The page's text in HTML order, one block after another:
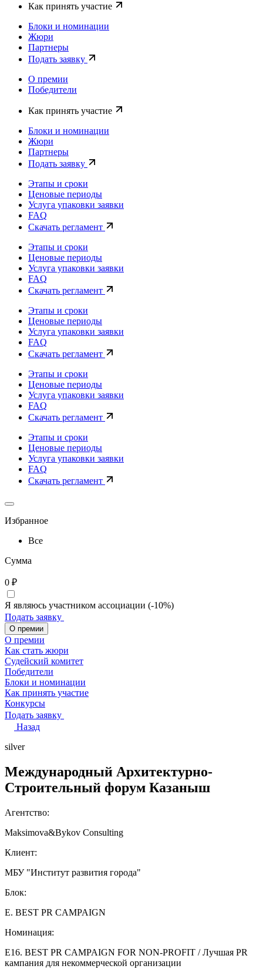
Как принять участие
Блоки и номинации
Жюри
Партнеры
Подать заявку
О премии
Победители
Как принять участие
Блоки и номинации
Жюри
Партнеры
Подать заявку
Этапы и сроки
Ценовые периоды
Услуга упаковки заявки
FAQ
Скачать регламент
Этапы и сроки
Ценовые периоды
Услуга упаковки заявки
FAQ
Скачать регламент
Этапы и сроки
Ценовые периоды
Услуга упаковки заявки
FAQ
Скачать регламент
Этапы и сроки
Ценовые периоды
Услуга упаковки заявки
FAQ
Скачать регламент
Этапы и сроки
Ценовые периоды
Услуга упаковки заявки
FAQ
Скачать регламент
Избранное
Все
Сумма
0 ₽
Я являюсь участником ассоциации (-10%)
Подать заявку
О премии
О премии
Как стать жюри
Судейский комитет
Победители
Блоки и номинации
Как принять участие
Конкурсы
Подать заявку
Назад
silver
Международный Архитектурно-
Строительный форум Казаныш
Агентство:
Maksimova&Bykov Consulting
Клиент:
МБУ "Институт развития города"
Блок:
E. BEST PR CAMPAIGN
Номинация:
E16. BEST PR CAMPAIGN FOR NON-PROFIT / Лучшая PR
кампания для некоммерческой организации